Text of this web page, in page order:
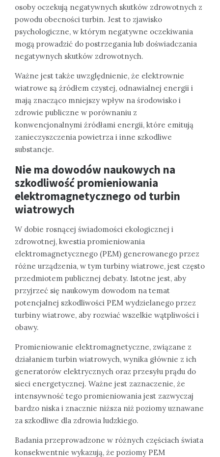
osoby oczekują negatywnych skutków zdrowotnych z
powodu obecności turbin. Jest to zjawisko
psychologiczne, w którym negatywne oczekiwania
mogą prowadzić do postrzegania lub doświadczania
negatywnych skutków zdrowotnych.
Ważne jest także uwzględnienie, że elektrownie
wiatrowe są źródłem czystej, odnawialnej energii i
mają znacząco mniejszy wpływ na środowisko i
zdrowie publiczne w porównaniu z
konwencjonalnymi źródłami energii, które emitują
zanieczyszczenia powietrza i inne szkodliwe
substancje.
Nie ma dowodów naukowych na
szkodliwość promieniowania
elektromagnetycznego od turbin
wiatrowych
W dobie rosnącej świadomości ekologicznej i
zdrowotnej, kwestia promieniowania
elektromagnetycznego (PEM) generowanego przez
różne urządzenia, w tym turbiny wiatrowe, jest często
przedmiotem publicznej debaty. Istotne jest, aby
przyjrzeć się naukowym dowodom na temat
potencjalnej szkodliwości PEM wydzielanego przez
turbiny wiatrowe, aby rozwiać wszelkie wątpliwości i
obawy.
Promieniowanie elektromagnetyczne, związane z
działaniem turbin wiatrowych, wynika głównie z ich
generatorów elektrycznych oraz przesyłu prądu do
sieci energetycznej. Ważne jest zaznaczenie, że
intensywność tego promieniowania jest zazwyczaj
bardzo niska i znacznie niższa niż poziomy uznawane
za szkodliwe dla zdrowia ludzkiego.
Badania przeprowadzone w różnych częściach świata
konsekwentnie wykazują, że poziomy PEM